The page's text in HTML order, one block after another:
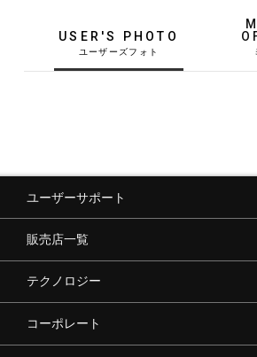
ゴルフ
バレーボール
バドミントン
USER'S PHOTO
ユーザーサポート
販売店一覧
テクノロジー
コーポレート